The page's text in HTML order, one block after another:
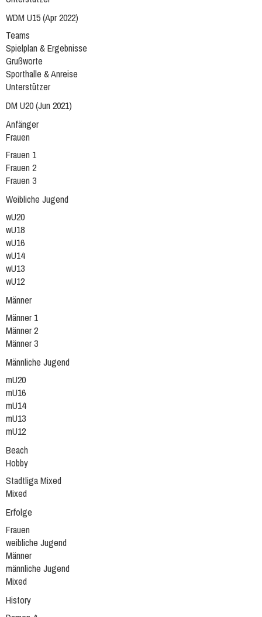
WDM U15 (Apr 2022)
Teams
Spielplan & Ergebnisse
Grußworte
Sporthalle & Anreise
Unterstützer
DM U20 (Jun 2021)
Anfänger
Frauen
Frauen 1
Frauen 2
Frauen 3
Weibliche Jugend
wU20
wU18
wU16
wU14
wU13
wU12
Männer
Männer 1
Männer 2
Männer 3
Männliche Jugend
mU20
mU16
mU14
mU13
mU12
Beach
Hobby
Stadtliga Mixed
Mixed
Erfolge
Frauen
weibliche Jugend
Männer
männliche Jugend
Mixed
History